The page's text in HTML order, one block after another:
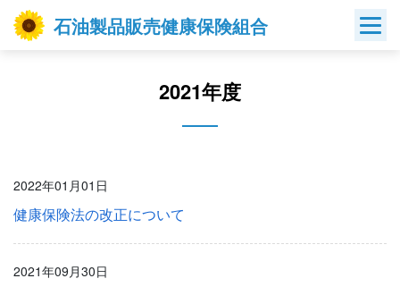
Skip
石油製品販売健康保険組合
2021年度
2022年01月01日
健康保険法の改正について
2021年09月30日